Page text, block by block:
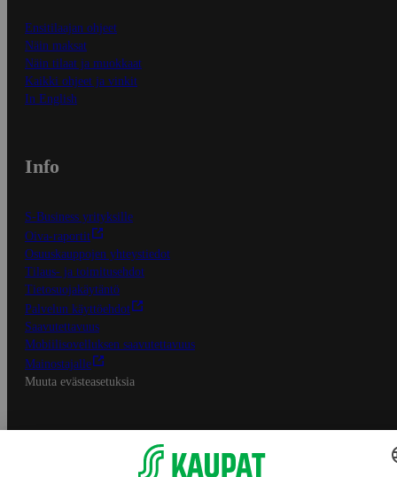
Ensitilaajan ohjeet
Näin maksat
Näin tilaat ja muokkaat
Kaikki ohjeet ja vinkit
In English
Info
S-Business yrityksille
Oiva-raportit
Osuuskauppojen yhteystiedot
Tilaus- ja toimitusehdot
Tietosuojakäytäntö
Palvelun käyttöehdot
Saavutettavuus
Mobiilisovelluksen saavutettavuus
Mainostajalle
Muuta evästeasetuksia
S-ryhmän palvelut